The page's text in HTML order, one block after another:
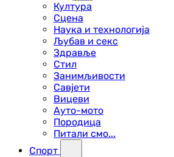
Култура
Сцена
Наука и технологија
Љубав и секс
Здравље
Стил
Занимљивости
Савјети
Вицеви
Ауто-мото
Породица
Питали смо...
Спорт